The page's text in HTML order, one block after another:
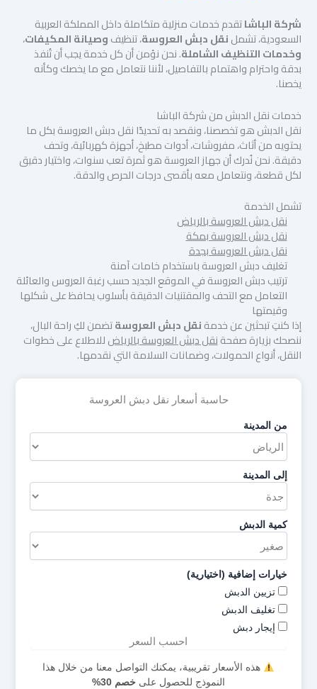
شركة الباشاتقدم خدمات منزلية متكاملة داخل المملكة العربية
السعودية، تشملنقل دبش العروسة، تنظيفوصيانة المكيفات،
وخدمات التنظيف الشاملة. نحن نؤمن أن كل خدمة يجب أن تُنفذ
بدقة واحترام واهتمام بالتفاصيل، لأننا نتعامل مع ما يخصك وكأنه
يخصنا.
خدمات نقل الدبش من شركة الباشا
نقل الدبش هو تخصصنا، ونقصد به تحديدًا نقل دبش العروسة بكل ما
يحتويه من أثاث، مفروشات، أدوات مطبخ، أجهزة كهربائية، وتحف
دقيقة. نحن نُدرك أن جهاز العروسة هو ثمرة تعب سنوات، واختيار دقيق
لكل قطعة، ونتعامل معه بأقصى درجات الحرص والدقة.
تشمل الخدمة
نقل دبش العروسة بالرياض
نقل دبش العروسة بمكة
نقل دبش العروسة بجدة
تغليف دبش العروسة باستخدام خامات آمنة
ترتيب دبش العروسة في الموقع الجديد حسب رغبة العروس والعائلة
التعامل مع التحف والمقتنيات الدقيقة بأسلوب يحافظ على شكلها
وقيمتها
إذا كنتِ تبحثين عن خدمةنقل دبش العروسةتضمن لكِ راحة البال،
ننصحك بزيارة صفحةنقل دبش العروسة بالرياضللاطلاع على خطوات
النقل، أنواع الحمولات، وضمانات السلامة التي نقدمها.
حاسبة أسعار نقل دبش العروسة
من المدينة
إلى المدينة
كمية الدبش
خيارات إضافية (اختيارية)
تزيين الدبش
تغليف الدبش
إيجار دبش
احسب السعر
هذه الأسعار تقريبية، يمكنك التواصل معنا من خلال هذا
النموذج للحصول على خصم 30%